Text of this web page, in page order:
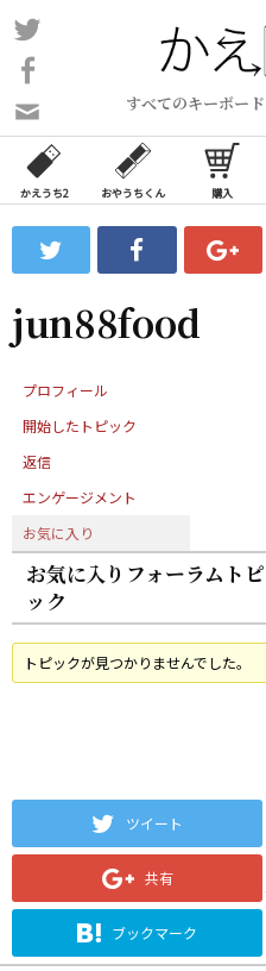
コ
ン
ン
ツ
ス
ッ
プ
すべてのキーボー
い
合
わ
フ
ォ
ム
かえうち2 おやうちくん 購入
jun88food
プロフィール
開始したトピック
返信
エンゲージメント
お気に入り
お気に入りフォーラムトピ
ック
トピックが見つかりませんでした。
ツイート
共有
ブックマーク